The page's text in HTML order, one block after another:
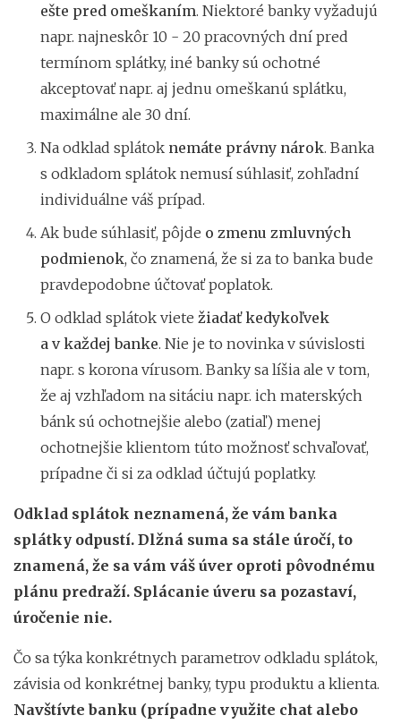
ešte pred omeškaním. Niektoré banky vyžadujú
napr. najneskôr 10 - 20 pracovných dní pred
termínom splátky, iné banky sú ochotné
akceptovať napr. aj jednu omeškanú splátku,
maximálne ale 30 dní.
Na odklad splátok nemáte právny nárok. Banka
s odkladom splátok nemusí súhlasiť, zohľadní
individuálne váš prípad.
Ak bude súhlasiť, pôjde o zmenu zmluvných
podmienok, čo znamená, že si za to banka bude
pravdepodobne účtovať poplatok.
O odklad splátok viete žiadať kedykoľvek
a v každej banke. Nie je to novinka v súvislosti
napr. s korona vírusom. Banky sa líšia ale v tom,
že aj vzhľadom na sitáciu napr. ich materských
bánk sú ochotnejšie alebo (zatiaľ) menej
ochotnejšie klientom túto možnosť schvaľovať,
prípadne či si za odklad účtujú poplatky.
Odklad splátok neznamená, že vám banka
splátky odpustí. Dlžná suma sa stále úročí, to
znamená, že sa vám váš úver oproti pôvodnému
plánu predraží. Splácanie úveru sa pozastaví,
úročenie nie.
Čo sa týka konkrétnych parametrov odkladu splátok,
závisia od konkrétnej banky, typu produktu a klienta.
Navštívte banku (prípadne využite chat alebo